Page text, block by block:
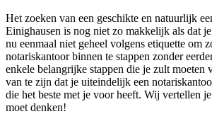
Het zoeken van een geschikte en natuurlijk
Einighausen is nog niet zo makkelijk als dat
nu eenmaal niet geheel volgens etiquette om
notariskantoor binnen te stappen zonder
enkele belangrijke stappen die je zult moeten
van te zijn dat je uiteindelijk een
die het beste met je voor heeft. Wij vertellen
moet denken!